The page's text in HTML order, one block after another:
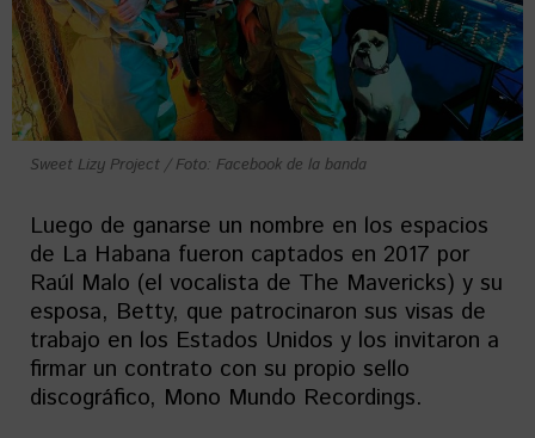
Sweet Lizy Project / Foto: Facebook de la banda
Luego de ganarse un nombre en los espacios
de La Habana fueron captados en 2017 por
Raúl Malo (el vocalista de The Mavericks) y su
esposa, Betty, que patrocinaron sus visas de
trabajo en los Estados Unidos y los invitaron a
firmar un contrato con su propio sello
discográfico, Mono Mundo Recordings.